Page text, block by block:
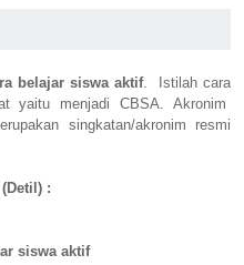
belajar siswa aktif. Istilah cara
yaitu menjadi CBSA. Akronim
singkatan/akronim resmi
:
siswa aktif